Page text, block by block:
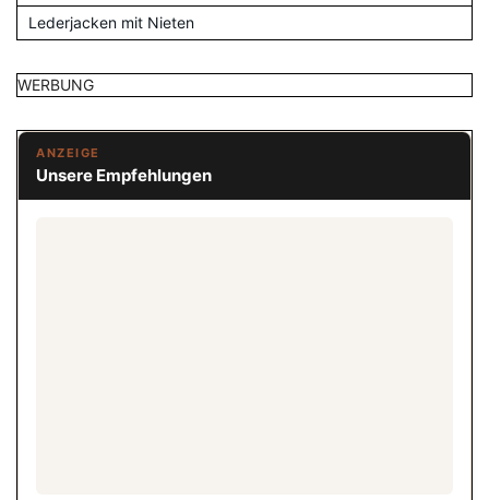
Lederjacken mit Nieten
WERBUNG
ANZEIGE
Unsere Empfehlungen